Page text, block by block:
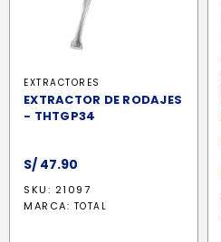
EXTRACTORES
EXTRACTOR DE RODAJES
- THTGP34
S/ 47.90
SKU: 21097
MARCA: TOTAL